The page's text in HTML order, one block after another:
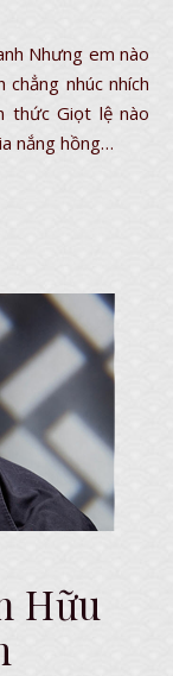
nhúc nhích
thức Giọt lệ nào
nắng hồng…
Hữu